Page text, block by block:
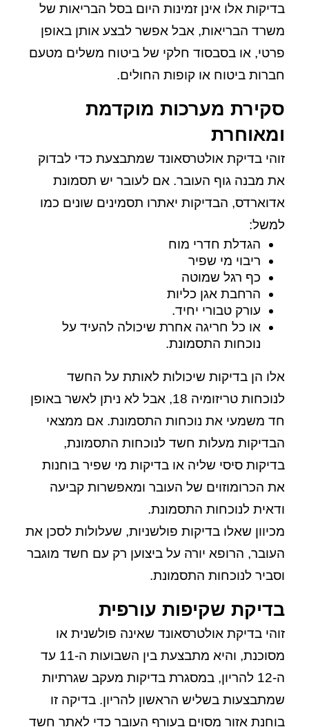
בדיקות אלו אינן זמינות היום בסל הבריאות של
משרד הבריאות, אבל אפשר לבצע אותן באופן
פרטי, או בסבסוד חלקי של ביטוח משלים מטעם
חברות ביטוח או קופות החולים.
סקירת מערכות מוקדמת
ומאוחרת
זוהי בדיקת אולטרסאונד שמתבצעת כדי לבדוק
את מבנה גוף העובר. אם לעובר יש תסמונת
אדוארדס, הבדיקות יאתרו תסמינים שונים כמו
למשל:
הגדלת חדרי מוח
ריבוי מי שפיר
כף רגל שמוטה
הרחבת אגן כליות
עורק טבורי יחיד.
או כל חריגה אחרת שיכולה להעיד על
נוכחות התסמונת.
אלו הן בדיקות שיכולות לאותת על החשד
לנוכחות טריזומיה 18, אבל לא ניתן לאשר באופן
חד משמעי את נוכחות התסמונת. אם ממצאי
הבדיקות מעלות חשד לנוכחות התסמונת,
בדיקות סיסי שליה או בדיקות מי שפיר בוחנות
את הכרומוזוים של העובר ומאפשרות קביעה
ודאית לנוכחות התסמונת.
מכיוון שאלו בדיקות פולשניות, שעלולות לסכן את
העובר, הרופא יורה על ביצוען רק עם חשד מוגבר
וסביר לנוכחות התסמונת.
בדיקת שקיפות עורפית
זוהי בדיקת אולטרסאונד שאינה פולשנית או
מסוכנת, והיא מתבצעת בין השבועות ה-11 עד
ה-12 להריון, במסגרת בדיקות מעקב שגרתיות
שמתבצעות בשליש הראשון להריון. בדיקה זו
בוחנת אזור מסוים בעורף העובר כדי לאתר חשד